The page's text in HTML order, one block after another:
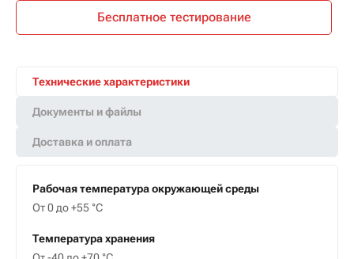
Бесплатное тестирование
Технические характеристики
Документы и файлы
Доставка и оплата
Рабочая температура окружающей среды
От 0 до +55 °C
Температура хранения